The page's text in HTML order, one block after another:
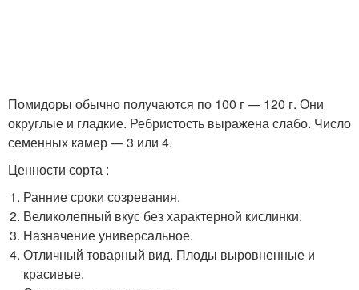
Помидоры обычно получаются по 100 г — 120 г. Они
округлые и гладкие. Ребристость выражена слабо. Число
семенных камер — 3 или 4.
Ценности сорта :
Ранние сроки созревания.
Великолепный вкус без характерной кислинки.
Назначение универсальное.
Отличный товарный вид. Плоды выровненные и
красивые.